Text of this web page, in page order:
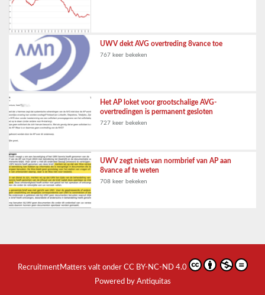
UWV dekt AVG overtreding 8vance toe
767 keer bekeken
Het AP loket voor grootschalige AVG-
overtredingen is permanent gesloten
727 keer bekeken
UWV zegt niets van normbrief van AP aan
8vance af te weten
708 keer bekeken
RecruitmentMatters valt onder CC BY-NC-ND 4.0
Powered by Antiquitas